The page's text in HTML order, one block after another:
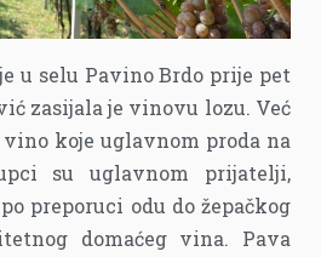
u selu Pavino Brdo prije pet
zasijala je vinovu lozu. Već
koje uglavnom proda na
su uglavnom prijatelji,
preporuci odu do žepačkog
domaćeg vina. Pava